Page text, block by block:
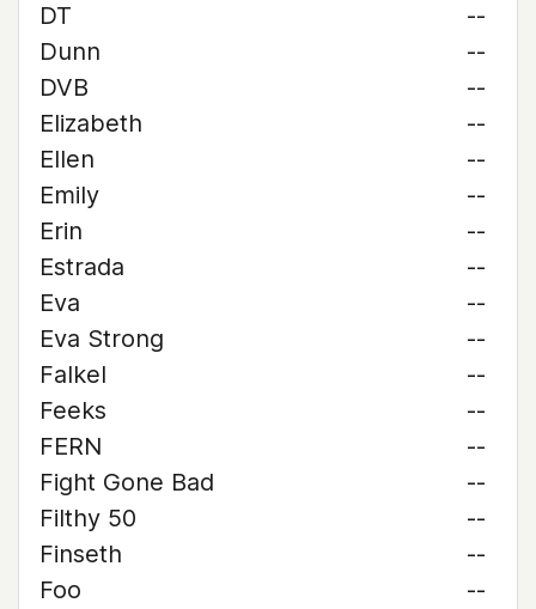
DT
--
Dunn
--
DVB
--
Elizabeth
--
Ellen
--
Emily
--
Erin
--
Estrada
--
Eva
--
Eva Strong
--
Falkel
--
Feeks
--
FERN
--
Fight Gone Bad
--
Filthy 50
--
Finseth
--
Foo
--